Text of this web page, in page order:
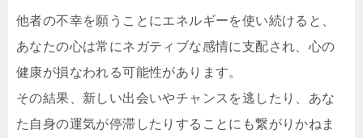
他者の不幸を願うことにエネルギーを使い続けると、
あなたの心は常にネガティブな感情に支配され、心の
健康が損なわれる可能性があります。
その結果、新しい出会いやチャンスを逃したり、あな
た自身の運気が停滞したりすることにも繋がりかねま